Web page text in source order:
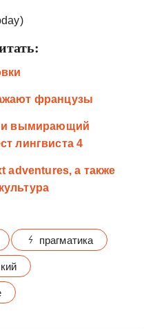
французы
и вымирающий
лингвиста 4
adventures, а также
прагматика